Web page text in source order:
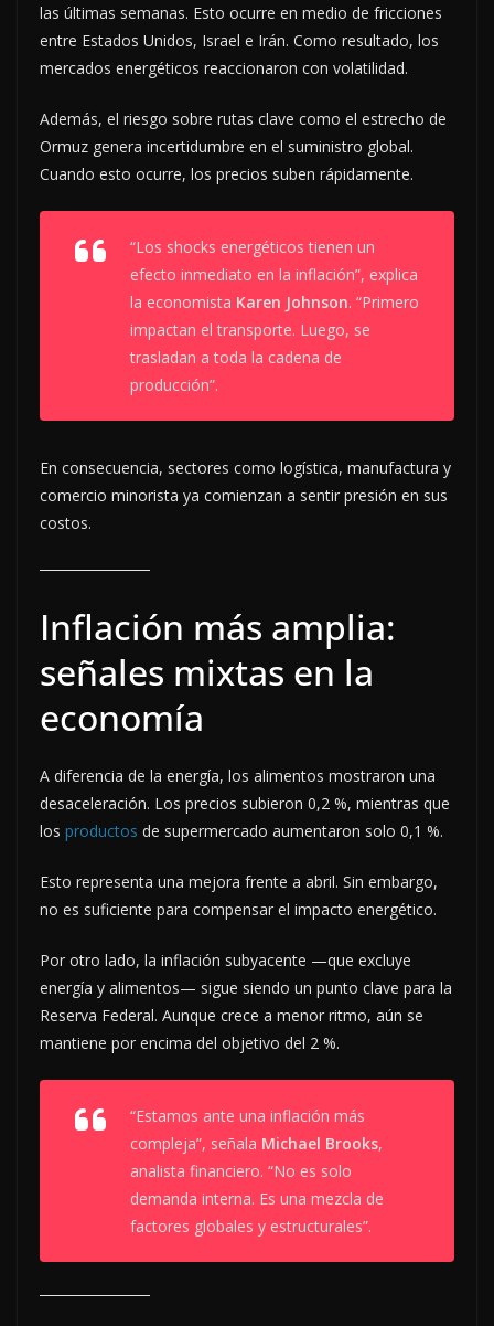
las últimas semanas. Esto ocurre en medio de fricciones
entre Estados Unidos, Israel e Irán. Como resultado, los
mercados energéticos reaccionaron con volatilidad.
Además, el riesgo sobre rutas clave como el estrecho de
Ormuz genera incertidumbre en el suministro global.
Cuando esto ocurre, los precios suben rápidamente.
“Los shocks energéticos tienen un
efecto inmediato en la inflación”, explica
la economista Karen Johnson. “Primero
impactan el transporte. Luego, se
trasladan a toda la cadena de
producción”.
En consecuencia, sectores como logística, manufactura y
comercio minorista ya comienzan a sentir presión en sus
costos.
Inflación más amplia:
señales mixtas en la
economía
A diferencia de la energía, los alimentos mostraron una
desaceleración. Los precios subieron 0,2 %, mientras que
los productos de supermercado aumentaron solo 0,1 %.
Esto representa una mejora frente a abril. Sin embargo,
no es suficiente para compensar el impacto energético.
Por otro lado, la inflación subyacente —que excluye
energía y alimentos— sigue siendo un punto clave para la
Reserva Federal. Aunque crece a menor ritmo, aún se
mantiene por encima del objetivo del 2 %.
“Estamos ante una inflación más
compleja”, señala Michael Brooks,
analista financiero. “No es solo
demanda interna. Es una mezcla de
factores globales y estructurales”.